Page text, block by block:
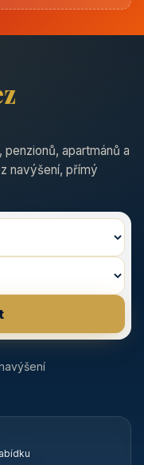
apartmánů a
navýšení, přímý